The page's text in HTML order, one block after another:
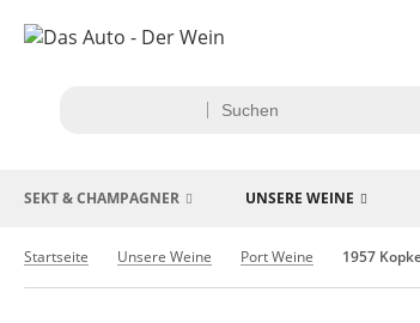
SEKT & CHAMPAGNER UNSERE WEINE
Startseite Unsere Weine Port Weine